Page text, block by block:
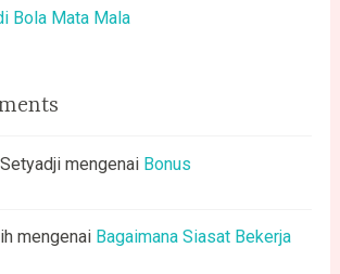
Bola Mata Mala
mengenai Bonus
mengenai Bagaimana Siasat Bekerja